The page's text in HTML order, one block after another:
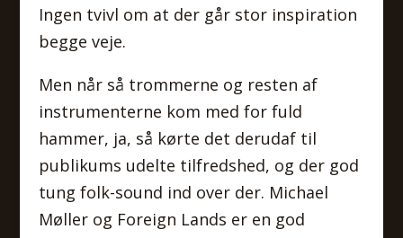
Ingen tvivl om at der går stor inspiration
begge veje.
Men når så trommerne og resten af
instrumenterne kom med for fuld
hammer, ja, så kørte det derudaf til
publikums udelte tilfredshed, og der god
tung folk-sound ind over der. Michael
Møller og Foreign Lands er en god